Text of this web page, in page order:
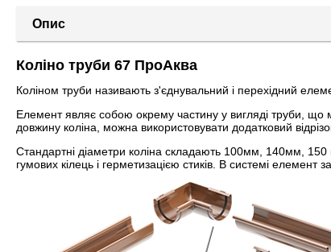
Опис
Коліно труби 67 ПроАква
Коліном труби називають з'єднувальний і перехідний
Елемент являє собою окрему частину у вигляді труби,
довжину коліна, можна використовувати додатковий
Стандартні діаметри коліна складають 100мм, 140мм,
гумових кілець і герметизацією стиків. В системі елемент